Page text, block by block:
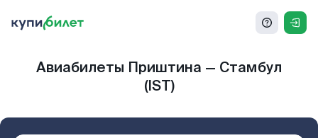
Авиабилеты Приштина — Стамбул
(IST)